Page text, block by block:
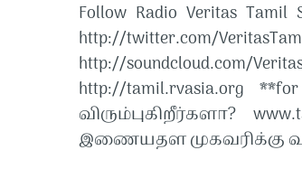
Follow Radio Veritas Tamil
http://twitter.com/
http://soundcloud.com/
http://tamil.rvasia.org​​
விரும்புகிறீர்களா?
இணையதள முகவரிக்கு